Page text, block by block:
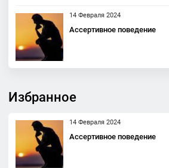
14 Февраля 2024
Ассертивное поведение
Избранное
14 Февраля 2024
Ассертивное поведение